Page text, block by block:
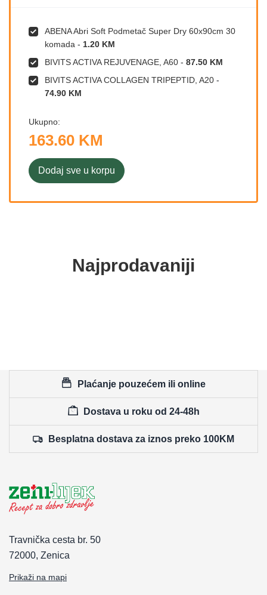
ABENA Abri Soft Podmetač Super Dry 60x90cm 30
komada - 1.20 KM
BIVITS ACTIVA REJUVENAGE, A60 - 87.50 KM
BIVITS ACTIVA COLLAGEN TRIPEPTID, A20 -
74.90 KM
Ukupno:
163.60 KM
Dodaj sve u korpu
Najprodavaniji
Plaćanje pouzećem ili online
Dostava u roku od 24-48h
Besplatna dostava za iznos preko 100KM
Travnička cesta br. 50
72000, Zenica
Prikaži na mapi